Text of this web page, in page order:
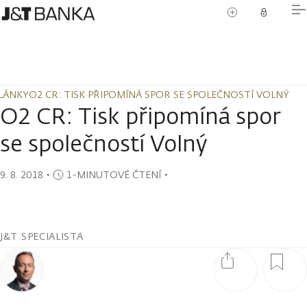
O2 CR: TISK PŘIPOMÍNÁ SPOR SE SPOLEČNOSTÍ VOLNÝ
O2 CR: TISK PŘIPOMÍNÁ SPOR SE SPOLEČNOSTÍ VOLNÝ
O2 CR: Tisk připomíná spor
se společností Volný
9. 8. 2018 ・ 1-MINUTOVÉ ČTENÍ・
J&T SPECIALISTA